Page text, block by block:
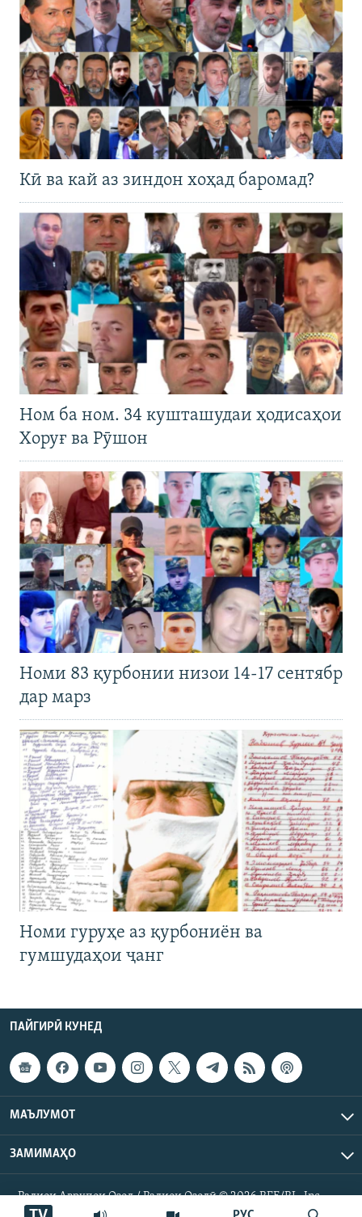
Кӣ ва кай аз зиндон хоҳад баромад?
Ном ба ном. 34 кушташудаи ҳодисаҳои
Хоруғ ва Рӯшон
Номи 83 қурбонии низои 14-17 сентябр
дар марз
Номи гуруҳе аз қурбониён ва
гумшудаҳои ҷанг
ПАЙГИРӢ КУНЕД
МАЪЛУМОТ
ЗАМИМАҲО
Радиои Аврупои Озод / Радиои Озодӣ © 2026 RFE/RL. Inc.
Ҳамаи ҳуқуқ маҳфуз аст.